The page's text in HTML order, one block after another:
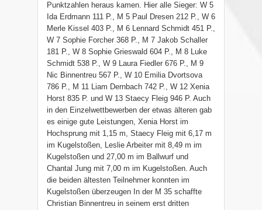
Punktzahlen heraus kamen. Hier alle Sieger: W 5
Ida Erdmann 111 P., M 5 Paul Dresen 212 P., W 6
Merle Kissel 403 P., M 6 Lennard Schmidt 451 P.,
W 7 Sophie Forcher 368 P., M 7 Jakob Schaller
181 P., W 8 Sophie Grieswald 604 P., M 8 Luke
Schmidt 538 P., W 9 Laura Fiedler 676 P., M 9
Nic Binnentreu 567 P., W 10 Emilia Dvortsova
786 P., M 11 Liam Dernbach 742 P., W 12 Xenia
Horst 835 P. und W 13 Staecy Fleig 946 P. Auch
in den Einzelwettbewerben der etwas älteren gab
es einige gute Leistungen, Xenia Horst im
Hochsprung mit 1,15 m, Staecy Fleig mit 6,17 m
im Kugelstoßen, Leslie Arbeiter mit 8,49 m im
Kugelstoßen und 27,00 m im Ballwurf und
Chantal Jung mit 7,00 m im Kugelstoßen. Auch
die beiden ältesten Teilnehmer konnten im
Kugelstoßen überzeugen In der M 35 schaffte
Christian Binnentreu in seinem erst dritten